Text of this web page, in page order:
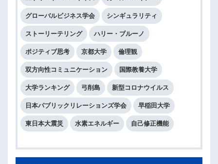
グローバルビジネス学会 シンギュラリティ
ストーリーテリング ハリー・ブルーノ
ポジティブ思考 京都大学 倫理観
双方向性コミュニケーション 国際教養大学
大学ランキング 弓削島 新型コロナウイルス
日本パブリックリレーションズ学会 早稲田大学
東日本大震災 水素エネルギー 自己修正機能